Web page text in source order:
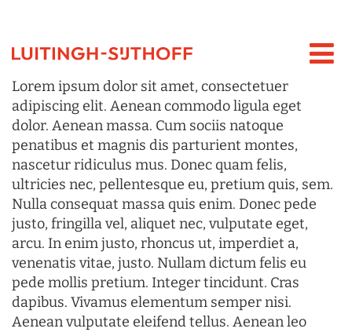
Lorem ipsum dolor sit amet, consectetuer
adipiscing elit. Aenean commodo ligula eget
dolor. Aenean massa. Cum sociis natoque
penatibus et magnis dis parturient montes,
nascetur ridiculus mus. Donec quam felis,
ultricies nec, pellentesque eu, pretium quis, sem.
Nulla consequat massa quis enim. Donec pede
justo, fringilla vel, aliquet nec, vulputate eget,
arcu. In enim justo, rhoncus ut, imperdiet a,
venenatis vitae, justo. Nullam dictum felis eu
pede mollis pretium. Integer tincidunt. Cras
dapibus. Vivamus elementum semper nisi.
Aenean vulputate eleifend tellus. Aenean leo